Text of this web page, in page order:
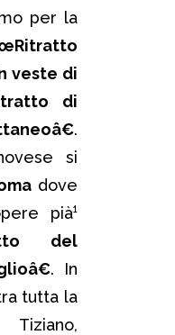
per la
veste di
di
.
si
dove
pià¹
del
. In
tutta la